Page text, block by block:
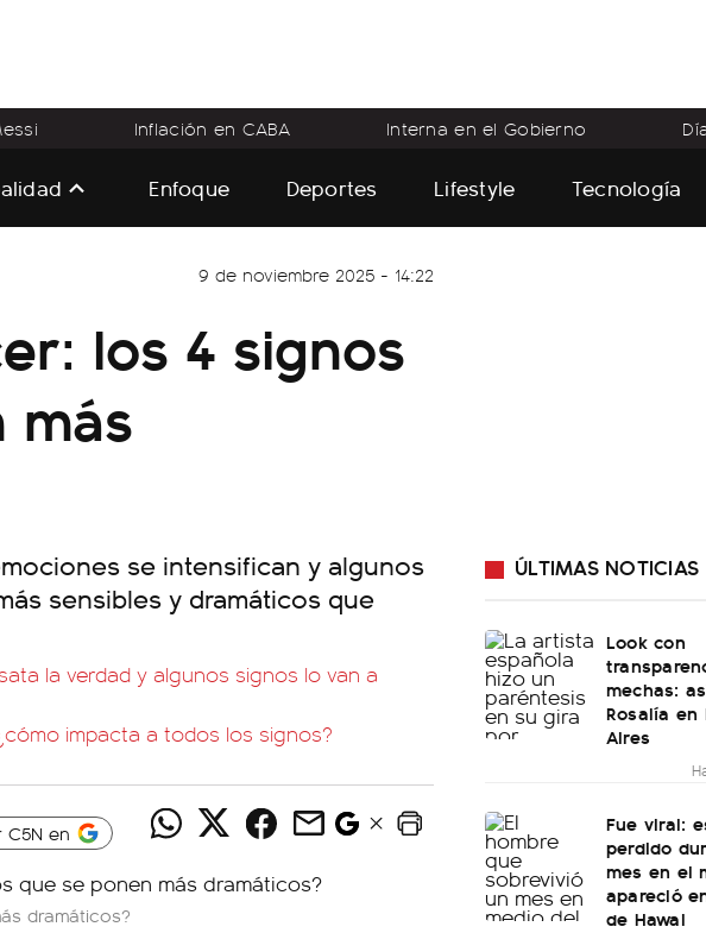
Inflación en CABA Interna en el Gobierno
Enfoque Deportes Lifestyle Tecnología
9 de noviembre 2025 - 14:22
los 4 signos
más
se intensifican y algunos
sensibles y dramáticos que
la verdad y algunos signos lo van a
impacta a todos los signos?
C5N en
dramáticos?
ÚLTIMAS NOTICIAS
Look con
mechas:
Rosalía en
Aires
Fue viral:
perdido
mes en el
apareció
de Hawai